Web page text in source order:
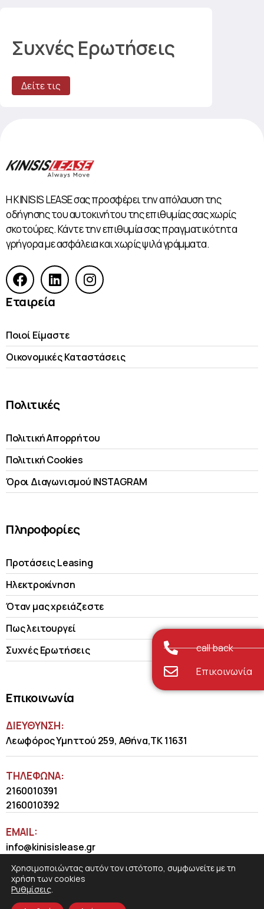
Συχνές Ερωτήσεις
Δείτε τις
Η KINISIS LEASE σας προσφέρει την απόλαυση της
οδήγησης του αυτοκινήτου της επιθυμίας σας χωρίς
σκοτούρες. Κάντε την επιθυμία σας πραγματικότητα
γρήγορα με ασφάλεια και χωρίς ψιλά γράμματα.
Εταιρεία
Ποιοί Είμαστε
Οικονομικές Kαταστάσεις
Πολιτικές
Πολιτική Απορρήτου
Πολιτική Cookies
Όροι Διαγωνισμού INSTAGRAM
Πληροφορίες
Προτάσεις Leasing
Ηλεκτροκίνηση
Όταν μας χρειάζεστε
Πως λειτουργεί
Συχνές Ερωτήσεις
Επικοινωνία
ΔΙΕΥΘΥΝΣΗ:
Λεωφόρος Υμηττού 259, Αθήνα,ΤΚ 11631
ΤΗΛΈΦΩΝΑ:
2160010391
2160010392
EMAIL:
info@kinisislease.gr
call back
Επικοινωνία
Χρησιμοποιώντας αυτόν τον ιστότοπο, συμφωνείτε με τη
χρήση των cookies
Ρυθμίσεις.